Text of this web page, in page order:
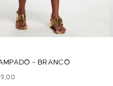
- BRANCO